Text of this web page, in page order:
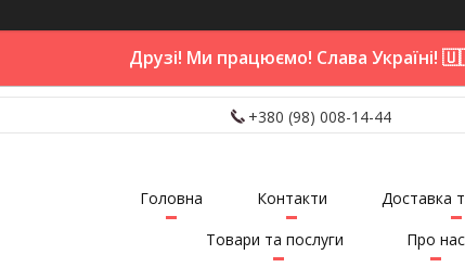
Друзі! Ми працюємо! Слава Україні!
+380 (98) 008-14-44
Головна Контакти
Доставка
Товари та послуги
Про нас